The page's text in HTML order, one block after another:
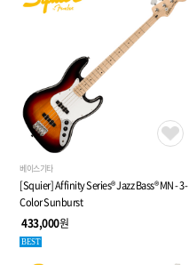
베이스기타
[Squier] Affinity Series® Jazz Bass® MN - 3-
Color Sunburst
433,000원
BEST